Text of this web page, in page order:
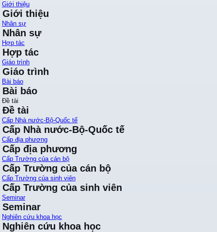
Giới thiệu
Giới thiệu
Nhân sự
Nhân sự
Hợp tác
Hợp tác
Giáo trình
Giáo trình
Bài báo
Bài báo
Đề tài
Đề tài
Cấp Nhà nước-Bộ-Quốc tế
Cấp Nhà nước-Bộ-Quốc tế
Cấp địa phương
Cấp địa phương
Cấp Trường của cán bộ
Cấp Trường của cán bộ
Cấp Trường của sinh viên
Cấp Trường của sinh viên
Seminar
Seminar
Nghiên cứu khoa học
Nghiên cứu khoa học